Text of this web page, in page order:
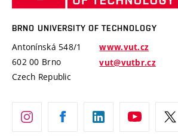
Projects from Structural Funds
Specific University Research
Official notice board
Career at BUT
BRNO UNIVERSITY OF TECHNOLOGY
Antonínská 548/1
602 00 Brno
Czech Republic
www.vut.cz
vut@vutbr.cz